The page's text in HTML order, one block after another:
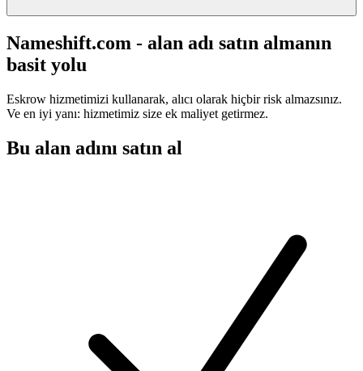
Nameshift.com - alan adı satın almanın
basit yolu
Eskrow hizmetimizi kullanarak, alıcı olarak hiçbir risk almazsınız.
Ve en iyi yanı: hizmetimiz size ek maliyet getirmez.
Bu alan adını satın al